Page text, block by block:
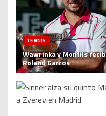
TENNIS
Wawrinka y Monfils
Roland Garros